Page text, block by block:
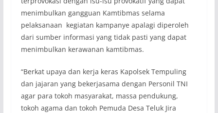
menimbulkan gangguan Kamtibmas selama
pelaksanaan kegiatan kampanye apalagi diperoleh
dari sumber informasi yang tidak pasti yang dapat
menimbulkan kerawanan kamtibmas.
“Berkat upaya dan kerja keras Kapolsek Tempuling
dan jajaran yang bekerjasama dengan Personil TNI
agar para tokoh masyarakat, massa pendukung,
tokoh agama dan tokoh Pemuda Desa Teluk Jira